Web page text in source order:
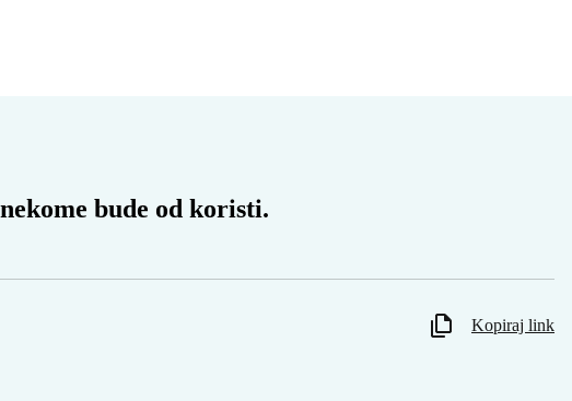
bude od koristi.
Kopiraj link